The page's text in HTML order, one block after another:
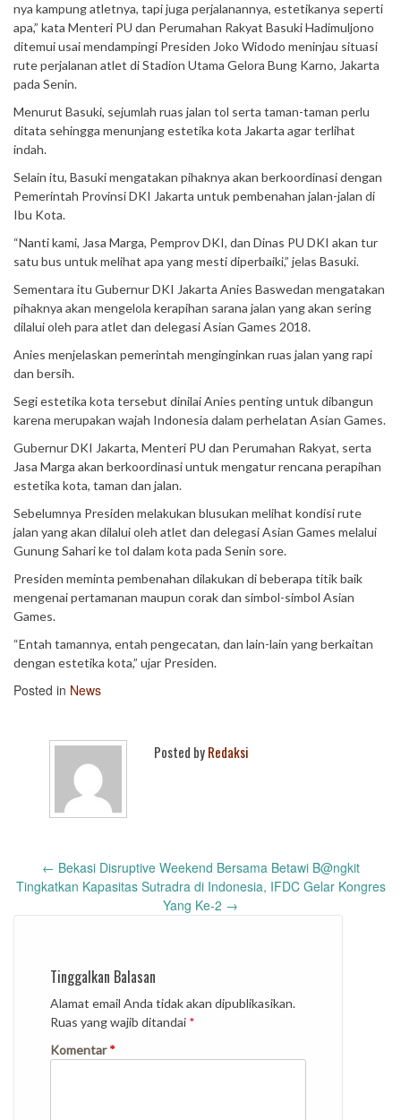
nya kampung atletnya, tapi juga perjalanannya, estetikanya seperti
apa,” kata Menteri PU dan Perumahan Rakyat Basuki Hadimuljono
ditemui usai mendampingi Presiden Joko Widodo meninjau situasi
rute perjalanan atlet di Stadion Utama Gelora Bung Karno, Jakarta
pada Senin.
Menurut Basuki, sejumlah ruas jalan tol serta taman-taman perlu
ditata sehingga menunjang estetika kota Jakarta agar terlihat
indah.
Selain itu, Basuki mengatakan pihaknya akan berkoordinasi dengan
Pemerintah Provinsi DKI Jakarta untuk pembenahan jalan-jalan di
Ibu Kota.
“Nanti kami, Jasa Marga, Pemprov DKI, dan Dinas PU DKI akan tur
satu bus untuk melihat apa yang mesti diperbaiki,” jelas Basuki.
Sementara itu Gubernur DKI Jakarta Anies Baswedan mengatakan
pihaknya akan mengelola kerapihan sarana jalan yang akan sering
dilalui oleh para atlet dan delegasi Asian Games 2018.
Anies menjelaskan pemerintah menginginkan ruas jalan yang rapi
dan bersih.
Segi estetika kota tersebut dinilai Anies penting untuk dibangun
karena merupakan wajah Indonesia dalam perhelatan Asian Games.
Gubernur DKI Jakarta, Menteri PU dan Perumahan Rakyat, serta
Jasa Marga akan berkoordinasi untuk mengatur rencana perapihan
estetika kota, taman dan jalan.
Sebelumnya Presiden melakukan blusukan melihat kondisi rute
jalan yang akan dilalui oleh atlet dan delegasi Asian Games melalui
Gunung Sahari ke tol dalam kota pada Senin sore.
Presiden meminta pembenahan dilakukan di beberapa titik baik
mengenai pertamanan maupun corak dan simbol-simbol Asian
Games.
“Entah tamannya, entah pengecatan, dan lain-lain yang berkaitan
dengan estetika kota,” ujar Presiden.
Posted in News
Posted byRedaksi
navigation
← Bekasi Disruptive Weekend Bersama Betawi B@ngkit
Tingkatkan Kapasitas Sutradra di Indonesia, IFDC Gelar Kongres
Yang Ke-2 →
Tinggalkan Balasan
Alamat email Anda tidak akan dipublikasikan.
Ruas yang wajib ditandai *
Komentar*